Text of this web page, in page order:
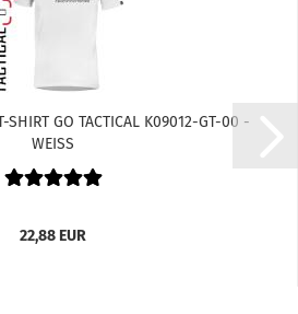
SHIRT GO TACTICAL K09012-GT-00 -
WEISS
22,88 EUR